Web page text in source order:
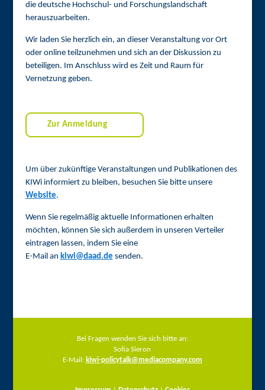
die deutsche Hochschul- und Forschungslandschaft
herauszuarbeiten.
Wir laden Sie herzlich ein, an dieser Veranstaltung vor Ort
oder online teilzunehmen und sich an der Diskussion zu
beteiligen. Im Anschluss wird es Zeit und Raum für
Vernetzung geben.
Zur Anmeldung
Um über zukünftige Veranstaltungen und Publikationen des
KIWi informiert zu bleiben, besuchen Sie bitte unsere
Website.
Wenn Sie regelmäßig aktuelle Informationen erhalten
möchten, können Sie sich außerdem in unseren Verteiler
eintragen lassen, indem Sie eine
E-Mail an kiwi@daad.de senden.
Bei Fragen wenden Sie sich bitte an:
Sofia Sieron
E-Mail: kiwi-policytalk@mediacompany.com